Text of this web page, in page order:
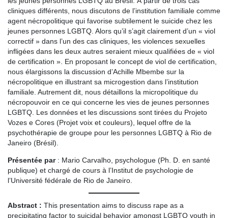
cliniques différents, nous discutons de l’institution familiale comme
agent nécropolitique qui favorise subtilement le suicide chez les
jeunes personnes LGBTQ. Alors qu’il s’agit clairement d’un « viol
correctif » dans l’un des cas cliniques, les violences sexuelles
infligées dans les deux autres seraient mieux qualifiées de « viol
de certification ». En proposant le concept de viol de certification,
nous élargissons la discussion d’Achille Mbembe sur la
nécropolitique en illustrant sa microgestion dans l’institution
familiale. Autrement dit, nous détaillons la micropolitique du
nécropouvoir en ce qui concerne les vies de jeunes personnes
LGBTQ. Les données et les discussions sont tirées du Projeto
Vozes e Cores (Projet voix et couleurs), lequel offre de la
psychothérapie de groupe pour les personnes LGBTQ à Rio de
Janeiro (Brésil).
Présentée par: Mario Carvalho, psychologue (Ph. D. en santé
publique) et chargé de cours à l’Institut de psychologie de
l’Université fédérale de Rio de Janeiro.
Abstract : This presentation aims to discuss rape as a
precipitating factor to suicidal behavior amongst LGBTQ youth in